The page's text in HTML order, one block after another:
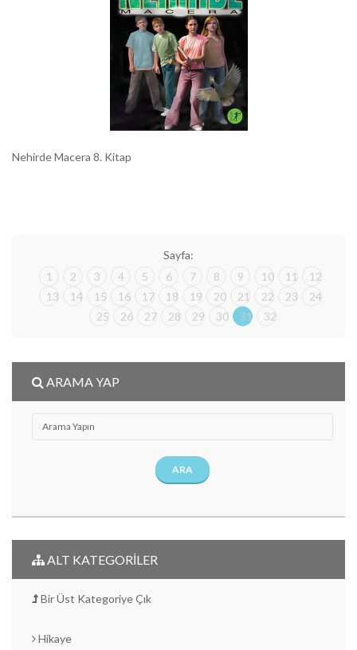
Nehirde Macera 8. Kitap
Sayfa:
1
2 3 4 5 6 7 8 9 10 11
12
13
14 15 16 17 18 19 20 21 22 23
24
25
26 27 28 29 30 31 32
ARAMA YAP
ARA
ALT KATEGORİLER
Bir Üst Kategoriye Çık
Hikaye